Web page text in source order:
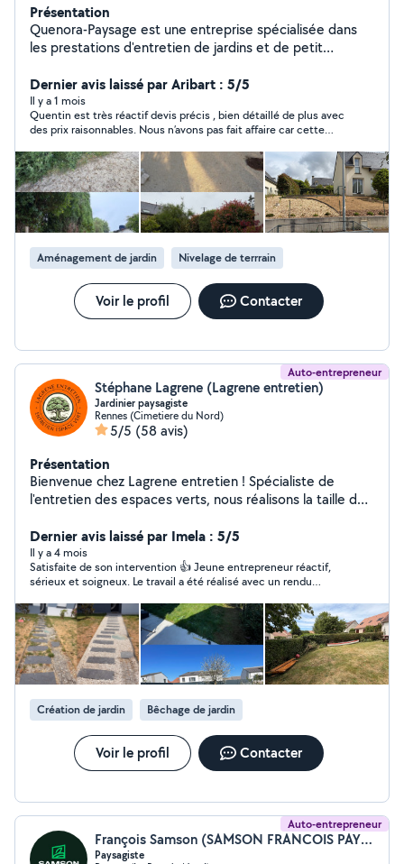
Présentation
Quenora-Paysage est une entreprise spécialisée dans
les prestations d'entretien de jardins et de petit
auprès des particuliers pour la taille de haies et
d'arbustes, le désherbage, le nettoyage des extérieurs
et l'entretien des espaces verts. Chaque intervention
est réalisée avec soin, dans le respect de votre jardin et
de l'environnement. Je propose des prestations
adaptées à vos besoins, avec un travail sérieux.
Intervention à domicile Devis gratuit Réactivité et
proximité. Vous pouvez également bénéficier du crédit
d'impôt de 50% via la coopérative Unipros.
Dernier avis laissé par Aribart : 5/5
Il y a 1 mois
Quentin est très réactif devis précis , bien détaillé de plus avec
des prix raisonnables. Nous n’avons pas fait affaire car cette
sécurités pour notre petite fille.
Aménagement de jardin Nivelage de terrrain
Voir le profil Contacter
Auto-entrepreneur
Stéphane Lagrene (Lagrene entretien)
Jardinier paysagiste
Rennes (Cimetiere du Nord)
5/5 (58 avis)
Présentation
Bienvenue chez Lagrene entretien ! Spécialiste de
l'entretien des espaces verts, nous réalisons la taille de
et l'entretien de jardins. Nos équipes interviennent à
Rennes et dans toute l'Ille-et-Vilaine 35 ainsi qu'en
Seine-et-Marne 77 Travail soigné, devis gratuit et
intervention rapide.
Dernier avis laissé par Imela : 5/5
Il y a 4 mois
Satisfaite de son intervention 👍 Jeune entrepreneur réactif,
sérieux et soigneux. Le travail a été réalisé avec un rendu
de jardin / paysagisme 🌿
Création de jardin Bêchage de jardin
Voir le profil Contacter
Auto-entrepreneur
François Samson (SAMSON FRANCOIS PAYSAGE)
Paysagiste